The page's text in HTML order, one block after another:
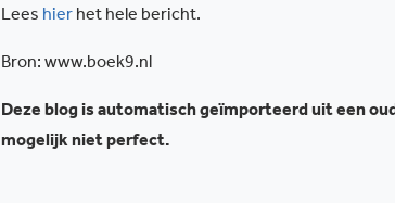
Lees hier het hele bericht.
Bron: www.boek9.nl
Deze blog is automatisch geïmporteerd uit een
mogelijk niet perfect.